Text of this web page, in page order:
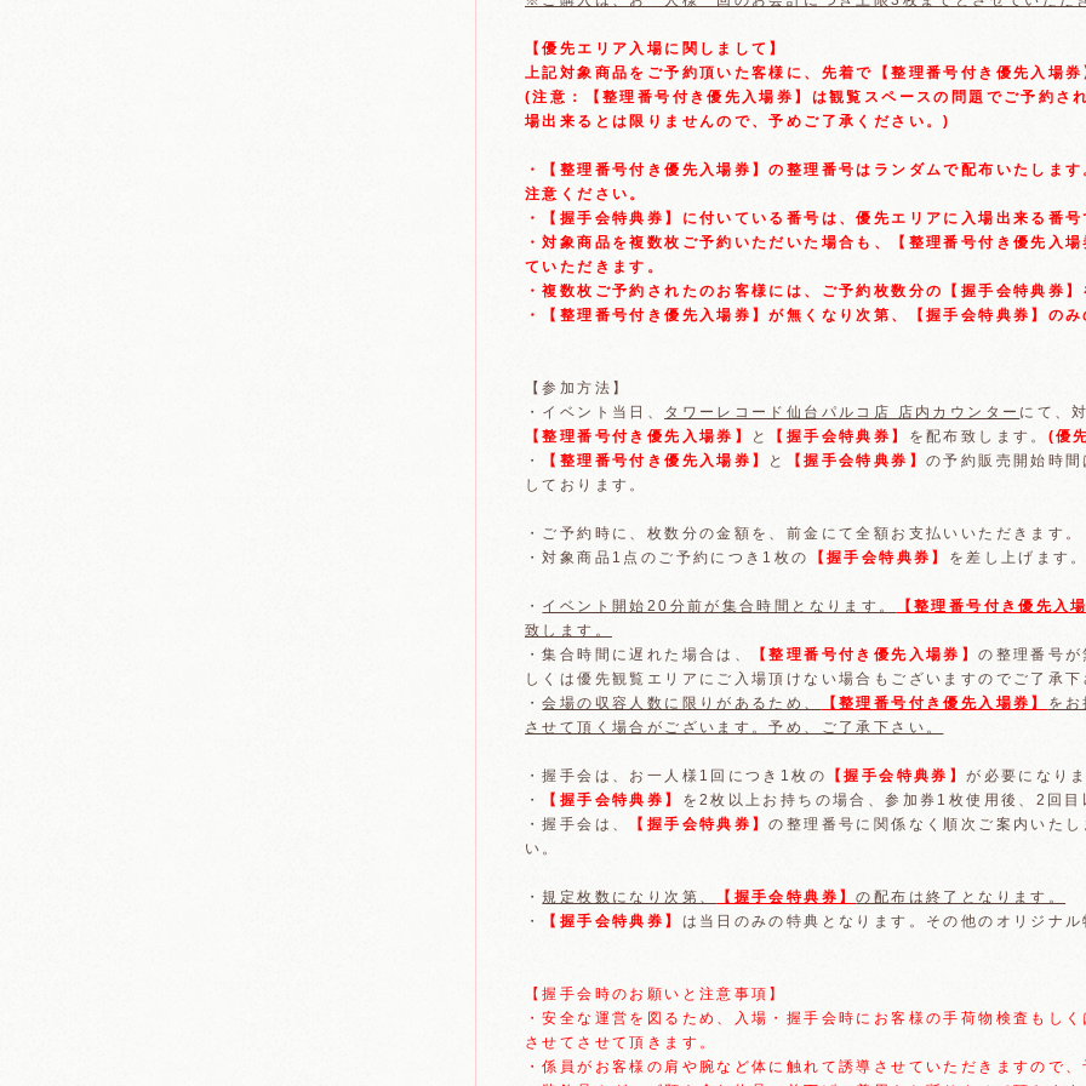
【優先エリア入場に関しまして】
上記対象商品をご予約頂いた客様に、先着で【整理番号付き優先入場
(注意：【整理番号付き優先入場券】は観覧スペースの問題でご予約さ
場出来るとは限りませんので、予めご了承ください。)
・【整理番号付き優先入場券】の整理番号はランダムで配布いたしま
注意ください。
・【握手会特典券】に付いている番号は、優先エリアに入場出来る番
・対象商品を複数枚ご予約いただいた場合も、【整理番号付き優先入
ていただきます。
・複数枚ご予約されたのお客様には、ご予約枚数分の【握手会特典券
・【整理番号付き優先入場券】が無くなり次第、【握手会特典券】の
【参加方法】
・イベント当日、 タワーレコード仙台パルコ店 店内カウンター にて、
【整理番号付き優先入場券】
と 【握手会特典券】 を配布致します。 (優
・
【整理番号付き優先入場券】 と 【握手会特典券】 の予約販売開始時
しております。
・ご予約時に、枚数分の金額を、前金にて全額お支払いいただきます。
・対象商品1点のご予約につき1枚の
【握手会特典券】 を差し上げます
・ イベント開始20分前が集合時間となります。
【整理番号付き優先入
致します。
・集合時間に遅れた場合は、
【整理番号付き優先入場券】の整理番号
しくは優先観覧エリアにご入場頂けない場合もございますのでご了承
・会場の収容人数に限りがあるため、 【整理番号付き優先入場券】 を
させて頂く場合がございます。予め、ご了承下さい。
・握手会は、お一人様1回につき1枚の 【握手会特典券】が必要になり
・
【握手会特典券】
を2枚以上お持ちの場合、参加券1枚使用後、2回
・握手会は、
【握手会特典券】の整理番号に関係なく順次ご案内いた
い。
・規定枚数になり次第、 【握手会特典券】の配布は終了となります。
・
【握手会特典券】 は当日のみの特典となります。その他のオリジナ
【握手会時のお願いと注意事項】
・安全な運営を図るため、入場・握手会時にお客様の手荷物検査もし
させてさせて頂きます。
・係員がお客様の肩や腕など体に触れて誘導させていただきますので